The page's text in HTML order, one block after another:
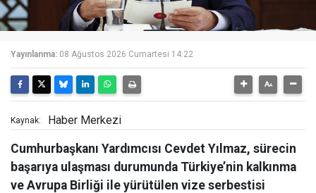
Yayınlanma: 08 Ağustos 2026 Cumartesi 14:22
Kaynak: Haber Merkezi
Cumhurbaşkanı Yardımcısı Cevdet Yılmaz, sürecin
başarıya ulaşması durumunda Türkiye’nin kalkınma
ve Avrupa Birliği ile yürütülen vize serbestisi